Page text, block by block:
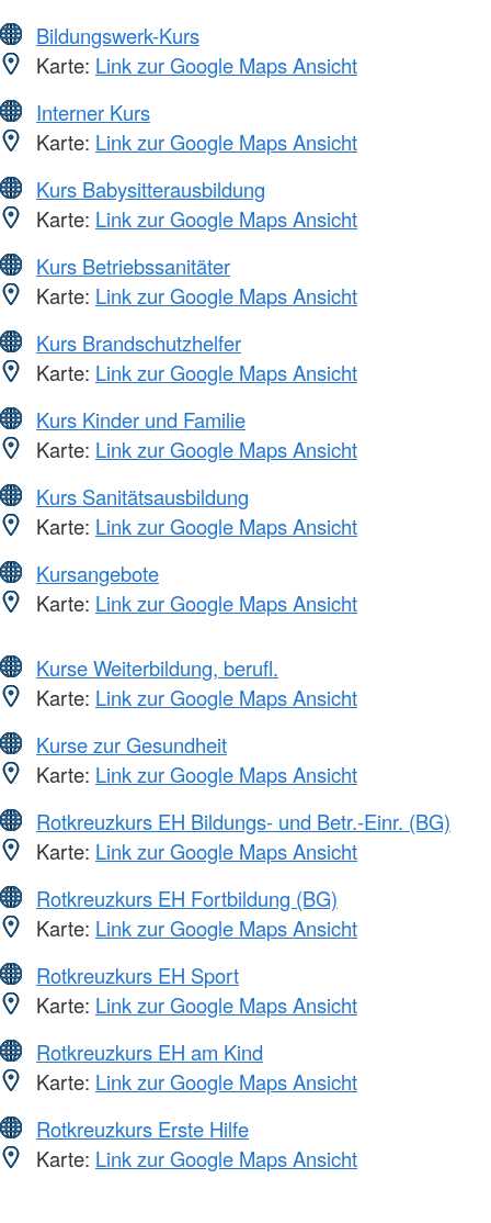
Bildungswerk-Kurs
Karte: Link zur Google Maps Ansicht
Interner Kurs
Karte: Link zur Google Maps Ansicht
Kurs Babysitterausbildung
Karte: Link zur Google Maps Ansicht
Kurs Betriebssanitäter
Karte: Link zur Google Maps Ansicht
Kurs Brandschutzhelfer
Karte: Link zur Google Maps Ansicht
Kurs Kinder und Familie
Karte: Link zur Google Maps Ansicht
Kurs Sanitätsausbildung
Karte: Link zur Google Maps Ansicht
Kursangebote
Karte: Link zur Google Maps Ansicht
Kurse Weiterbildung, berufl.
Karte: Link zur Google Maps Ansicht
Kurse zur Gesundheit
Karte: Link zur Google Maps Ansicht
Rotkreuzkurs EH Bildungs- und Betr.-Einr. (BG)
Karte: Link zur Google Maps Ansicht
Rotkreuzkurs EH Fortbildung (BG)
Karte: Link zur Google Maps Ansicht
Rotkreuzkurs EH Sport
Karte: Link zur Google Maps Ansicht
Rotkreuzkurs EH am Kind
Karte: Link zur Google Maps Ansicht
Rotkreuzkurs Erste Hilfe
Karte: Link zur Google Maps Ansicht